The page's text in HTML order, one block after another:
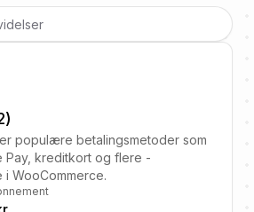
populære betalingsmetoder som
Pay, kreditkort og flere -
WooCommerce.